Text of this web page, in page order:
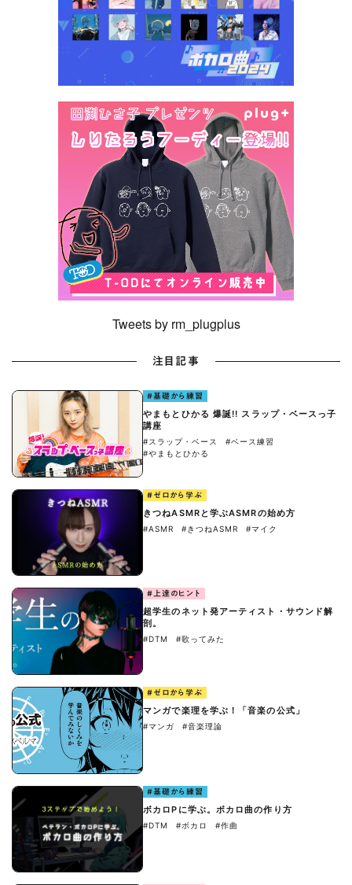
Tweets by rm_plugplus
注目記事
#基礎から練習
やまもとひかる 爆誕!! スラップ・ベースっ子
講座
#スラップ・ベース
#ベース練習
#やまもとひかる
#ゼロから学ぶ
きつねASMRと学ぶASMRの始め方
#ASMR #きつねASMR #マイク
#上達のヒント
超学生のネット発アーティスト・サウンド解
剖。
#DTM #歌ってみた
#ゼロから学ぶ
マンガで楽理を学ぶ！「音楽の公式」
#マンガ #音楽理論
#基礎から練習
ボカロPに学ぶ。ボカロ曲の作り方
#DTM #ボカロ #作曲